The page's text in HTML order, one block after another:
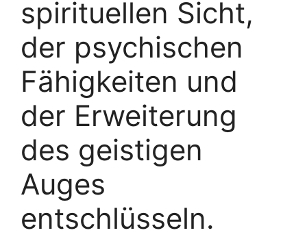
spirituellen Sicht,
der psychischen
Fähigkeiten und
der Erweiterung
des geistigen
Auges
entschlüsseln.